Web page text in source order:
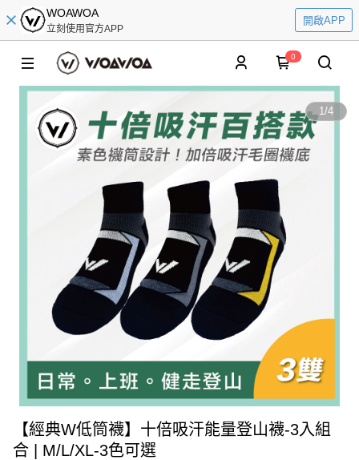
WOAWOA
立刻使用官方APP
開啟APP
0
1/4
【經典W低筒襪】十倍吸汗能量登山襪-3入組
合 | M/L/XL-3色可選